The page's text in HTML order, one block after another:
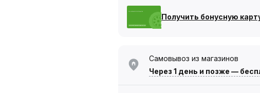
Получить бонусную
Самовывоз из магазинов
Через 1 день и позже —